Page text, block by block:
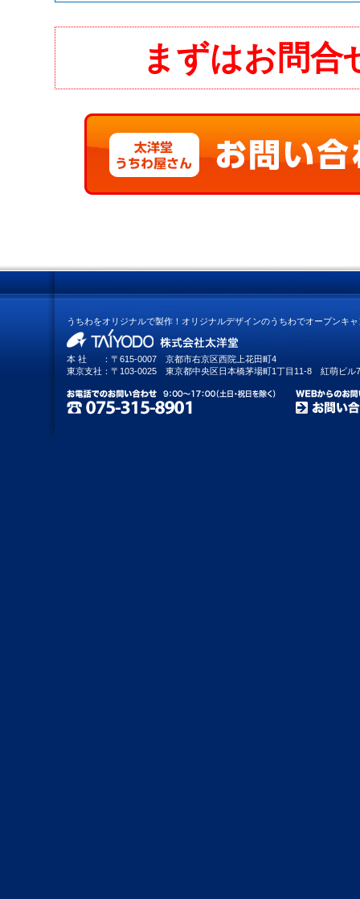
まずはお問合
うちわをオリジナルで製作！オリジナルデザインのうちわでオープンキ
本 社 ： 〒615-0007京都市右京区西院上花田町4
東京支社 ： 〒103-0025東京都中央区日本橋茅場町1丁目11-8 紅萌ビル